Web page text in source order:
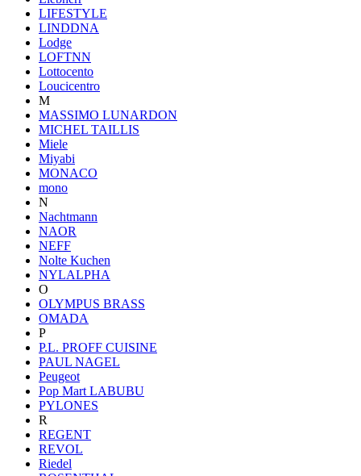
LIFESTYLE
LINDDNA
Lodge
LOFTNN
Lottocento
Loucicentro
M
MASSIMO LUNARDON
MICHEL TAILLIS
Miele
Miyabi
MONACO
mono
N
Nachtmann
NAOR
NEFF
Nolte Kuchen
NYLALPHA
O
OLYMPUS BRASS
OMADA
P
P.L. PROFF CUISINE
PAUL NAGEL
Peugeot
Pop Mart LABUBU
PYLONES
R
REGENT
REVOL
Riedel